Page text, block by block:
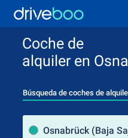
Coche de
alquiler en
Búsqueda de coches de
Osnabrück (Baja